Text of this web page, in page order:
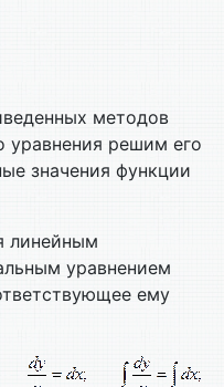
методов
уравнения решим его
значения функции
линейным
уравнением
ему